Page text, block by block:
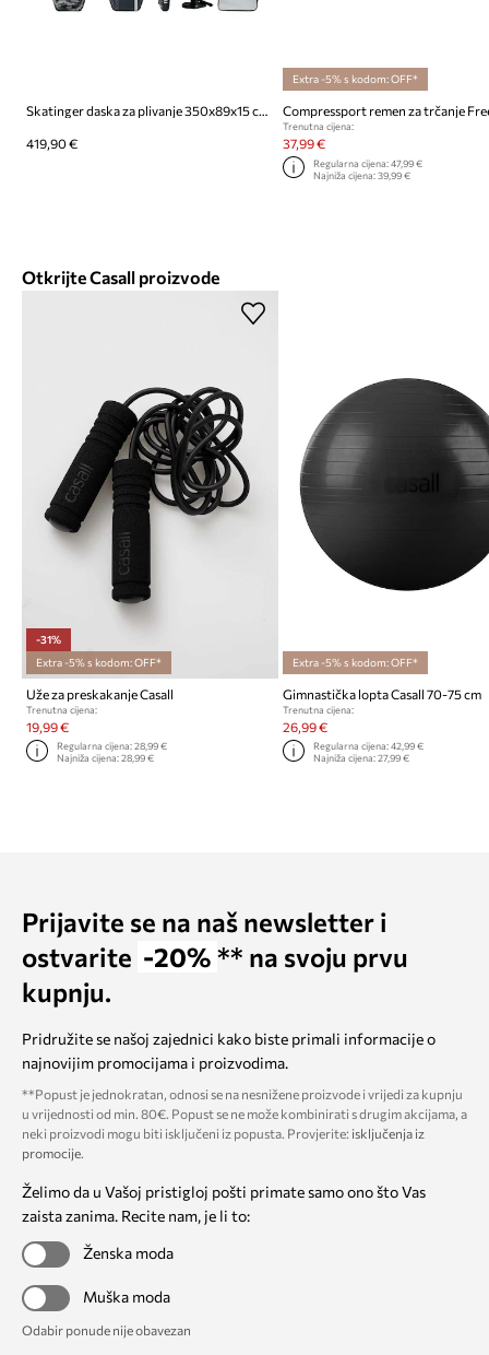
Skatinger daska za plivanje 350x89x15 cm (11'6'')
419,90 €
Extra -5% s kodom: OFF*
Trenutna cijena:
37,99 €
Regularna cijena: 47,99 €
Najniža cijena: 39,99 €
Otkrijte Casall proizvode
-31%
Extra -5% s kodom: OFF*
Uže za preskakanje Casall
Trenutna cijena:
19,99 €
Regularna cijena:28,99 €
Najniža cijena:28,99 €
Extra -5% s kodom: OFF*
Gimnastička lopta Casall 70-75 cm
Trenutna cijena:
26,99 €
Regularna cijena: 42,99 €
Najniža cijena: 27,99 €
Prijavite se na naš newsletter i
ostvarite -20% ** na svoju prvu
kupnju.
Pridružite se našoj zajednici kako biste primali informacije o
najnovijim promocijama i proizvodima.
**Popust je jednokratan, odnosi se na nesnižene proizvode i vrijedi za kupnju
u vrijednosti od min. 80€. Popust se ne može kombinirati s drugim akcijama, a
neki proizvodi mogu biti isključeni iz popusta. Provjerite: isključenja iz
promocije
Želimo da u Vašoj pristigloj pošti primate samo ono što Vas
zaista zanima. Recite nam, je li to:
Ženska moda
Muška moda
Odabir ponude nije obavezan